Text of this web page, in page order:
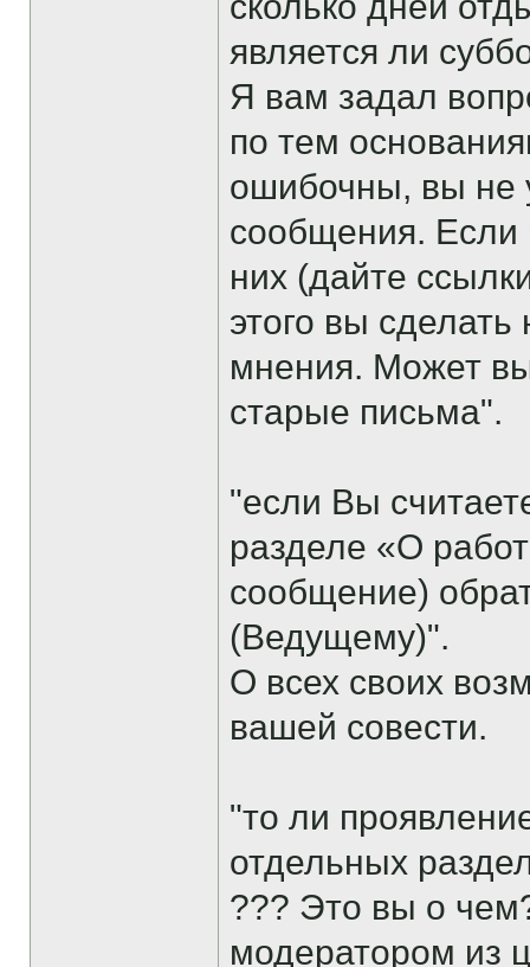
является ли
Я вам задал
по тем
ошибочны, вы не
сообщения. Если
них (дайте
этого вы
мнения. Может
старые письма".
"если Вы
разделе «О
сообщение)
(Ведущему)".
О всех своих
вашей совести.
"то ли
отдельных
??? Это вы о
модератором из